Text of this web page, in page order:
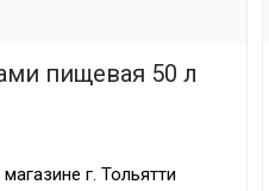
Фляга с ручками пищевая 50 л
г. Тольятти